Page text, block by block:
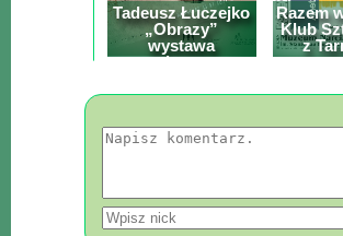
Tadeusz Łuczejko
„Obrazy”
wystawa
malarstwa
Razem
Klub
z